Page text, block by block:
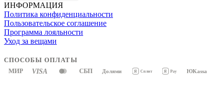
ИНФОРМАЦИЯ
Политика конфиденциальности
Пользовательское соглашение
Программа лояльности
Уход за вещами
СПОСОБЫ ОПЛАТЫ
МИР VISA СБП Долями Я Сплит Я Pay ЮKassa